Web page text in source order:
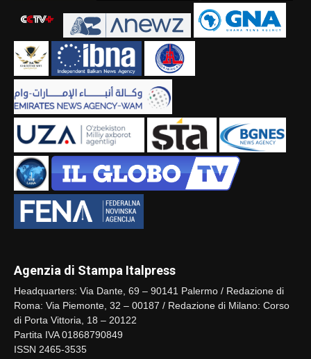
Agenzia di Stampa Italpress
Headquarters: Via Dante, 69 – 90141 Palermo / Redazione di
Roma: Via Piemonte, 32 – 00187 / Redazione di Milano: Corso
di Porta Vittoria, 18 – 20122
Partita IVA 01868790849
ISSN 2465-3535